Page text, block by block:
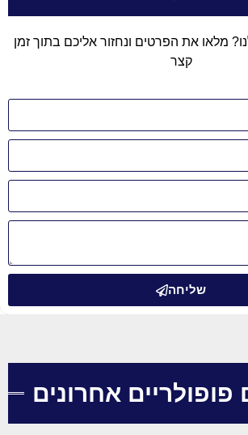
מלאו את הפרטים ונחזור אליכם בתוך זמן
קצר
שליחה
אחרונים